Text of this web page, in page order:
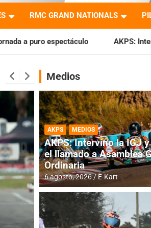
RMC GRAND NATIONALS
AKPS: Intervino la IGJ y oficializó
DESTACADA INFORME CENTRAL
Medios
AKPS MEDIOS
AKPS: Intervino la IGJ
el llamado a Asamblea
Ordinaria
6 agosto, 2026 E-Kart